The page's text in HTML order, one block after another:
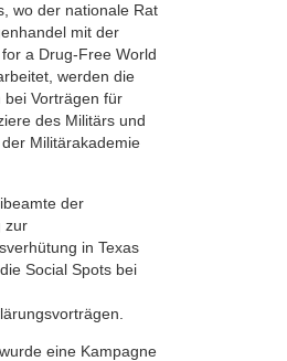
wo der nationale Rat
mit der
a Drug-Free World
werden die
bei Vorträgen für
des Militärs und
Militärakademie
der
zur
in Texas
Social Spots bei
eine Kampagne